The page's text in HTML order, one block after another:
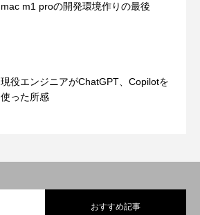
mac m1 proの開発環境作りの最後
現役エンジニアがChatGPT、Copilotを
使った所感
おすすめ記事